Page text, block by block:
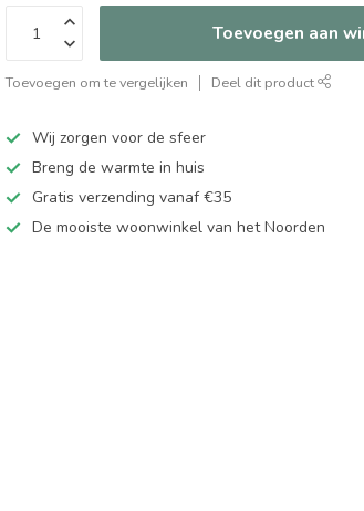
Toevoegen aan
Toevoegen om te vergelijken Deel dit product
Wij zorgen voor de sfeer
Breng de warmte in huis
Gratis verzending vanaf €35
De mooiste woonwinkel van het Noorden